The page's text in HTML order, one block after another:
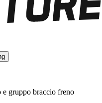
e gruppo braccio freno